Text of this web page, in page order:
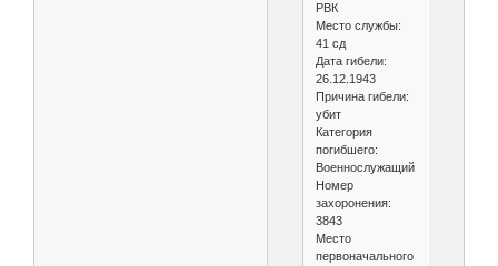
РВК
Место службы:
41 сд
Дата гибели:
26.12.1943
Причина гибели:
убит
Категория
погибшего:
Военнослужащий
Номер
захоронения:
3843
Место
первоначального